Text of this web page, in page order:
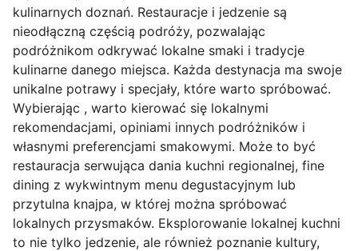
kulinarnych doznań. Restauracje i jedzenie są
nieodłączną częścią podróży, pozwalając
podróżnikom odkrywać lokalne smaki i tradycje
kulinarne danego miejsca. Każda destynacja ma swoje
unikalne potrawy i specjały, które warto spróbować.
Wybierając , warto kierować się lokalnymi
rekomendacjami, opiniami innych podróżników i
własnymi preferencjami smakowymi. Może to być
restauracja serwująca dania kuchni regionalnej, fine
dining z wykwintnym menu degustacyjnym lub
przytulna knajpa, w której można spróbować
lokalnych przysmaków. Eksplorowanie lokalnej kuchni
to nie tylko jedzenie, ale również poznanie kultury,